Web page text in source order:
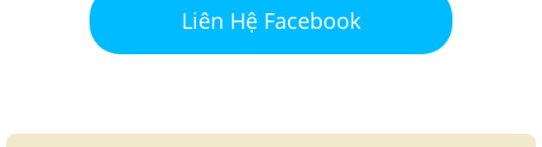
Liên Hệ Facebook